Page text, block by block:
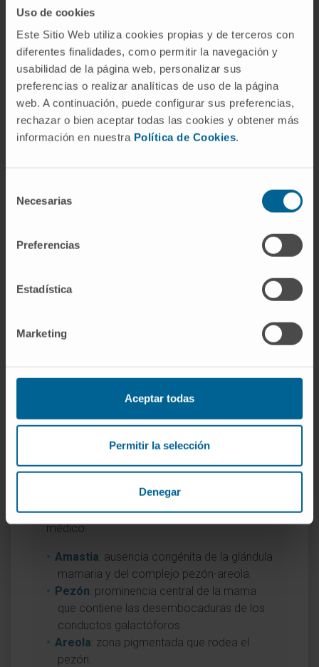
Uso de cookies
Este Sitio Web utiliza cookies propias y de terceros con
diferentes finalidades, como permitir la navegación y
usabilidad de la página web, personalizar sus
preferencias o realizar analíticas de uso de la página
web. A continuación, puede configurar sus preferencias,
rechazar o bien aceptar todas las cookies y obtener más
información en nuestra Política de Cookies.
Necesarias
Preferencias
Estadística
Marketing
Aceptar todas
Permitir la selección
Denegar
síndrome?
En la mayoría de los casos publicados, sí. La
atelia aislada bilateral sin otras anomalías
congénitas es rara y hay pocos casos
documentados en la literatura. Cuando se
detecta, conviene descartar la presencia de
un síndrome subyacente, especialmente
Orphanet.
Aplasia/hipoplasia mamaria
Biblioteca Nacional de Medicina de
National Organization for Rare Disorders.
Children's Health (Dallas).Athelia.
Entradas relacionadas en el
diccionario
Si desea profundizar en conceptos
asociados a la atelia, puede consultar las
siguientes definiciones del Diccionario
médico:
Amastia: ausencia congénita de la glándula
mamaria y del complejo pezón-areola.
Pezón: prominencia central de la mama
que contiene las desembocaduras de los
conductos galactóforos.
Areola: zona pigmentada que rodea el
pezón.